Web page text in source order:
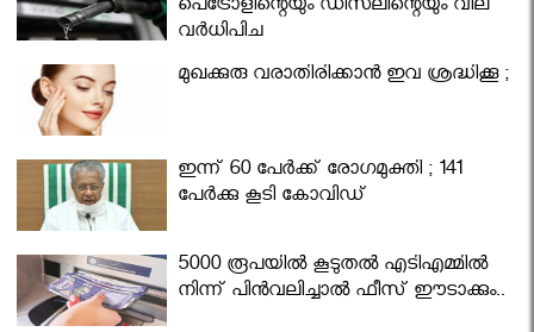
പെട്രോളിന്റെയും ഡീസലിന്റെയും വില
വര്‍ധിപ്പിച്ചു
മുഖക്കുരു വരാതിരിക്കാന്‍ ഇവ ശ്രദ്ധിക്കൂ ;
ഇന്ന് 60 പേർക്ക് രോഗമുക്തി ; 141
പേര്‍ക്കു കൂടി കോവിഡ്
5000 രൂപയിൽ കൂടുതൽ എടിഎമ്മിൽ
നിന്ന് പിൻവലിച്ചാൽ ഫീസ് ഈടാക്കും..